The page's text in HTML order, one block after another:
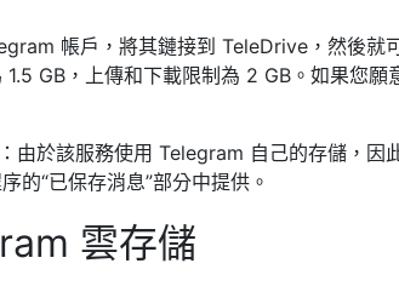
帳戶，將其鏈接到 TeleDrive，然後就
GB，上傳和下載限制為 2 GB。如果您願
由於該服務使用 Telegram 自己的存儲，因
的“已保存消息”部分中提供。
雲存儲